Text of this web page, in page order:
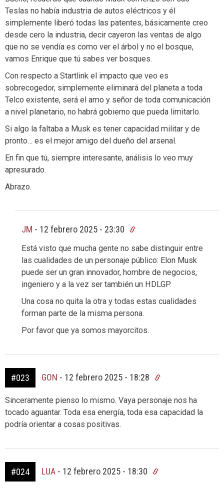
Teslas no había industria de autos eléctricos y él
simplemente liberó todas las patentes, básicamente creo
desde cero la industria, decir cayeron las ventas de algo
que no se vendía es como ver el árbol y no el bosque,
vamos Enrique que tú sabes ver bosques.
Con respecto a Startlink el impacto que veo es
sobrecogedor, simplemente eliminará del planeta a toda
Telco existente, será el amo y señor de toda comunicación
a nivel planetario, no habrá gobierno que pueda limitarlo.
Si algo la faltaba a Musk es tener capacidad militar y de
pronto… es el mejor amigo del dueño del arsenal.
En fin que tú, siempre interesante, análisis lo veo muy
apresurado.
Abrazo.
JM - 12 febrero 2025 - 23:30
Está visto que mucha gente no sabe distinguir entre
las cualidades de un personaje público: Elon Musk
puede ser un gran innovador, hombre de negocios,
ingeniero y a la vez ser también un HDLGP.
Una cosa no quita la otra y todas estas cualidades
forman parte de la misma persona.
Por favor que ya somos mayorcitos.
#023 GON - 12 febrero 2025 - 18:28
Sinceramente pienso lo mismo. Vaya personaje nos ha
tocado aguantar. Toda esa energía, toda esa capacidad la
podría orientar a cosas positivas.
#024 LUA - 12 febrero 2025 - 18:30